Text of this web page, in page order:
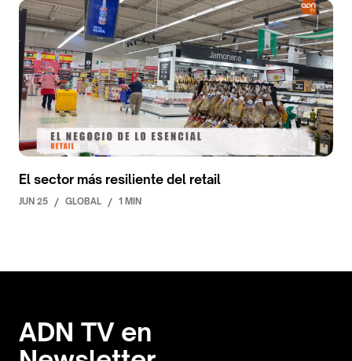
El sector más resiliente del retail
JUN 25 / GLOBAL / 1 MIN
ADN TV en